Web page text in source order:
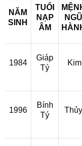
NĂM
SINH
TUỔI
NẠP
ÂM
NGŨ
1984
Giáp
Tý
Kim
1996
Bính
Tý
Thủy